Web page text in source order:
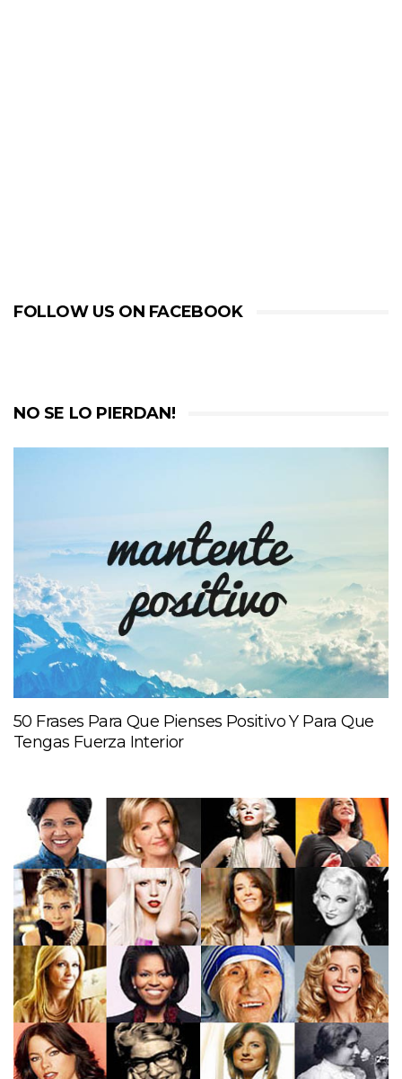
FOLLOW US ON FACEBOOK
NO SE LO PIERDAN!
50 Frases Para Que Pienses Positivo Y Para Que
Tengas Fuerza Interior